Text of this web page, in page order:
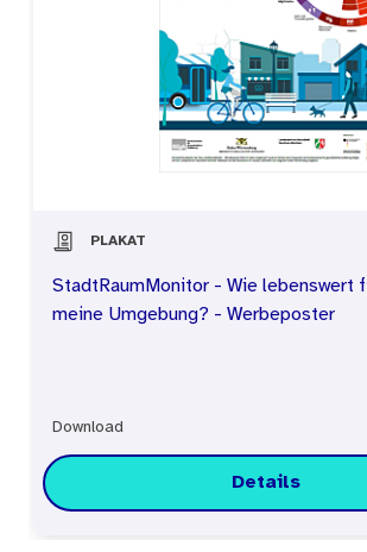
PLAKAT
StadtRaumMonitor - Wie lebenswert
meine Umgebung? - Werbeposter
Download
Details